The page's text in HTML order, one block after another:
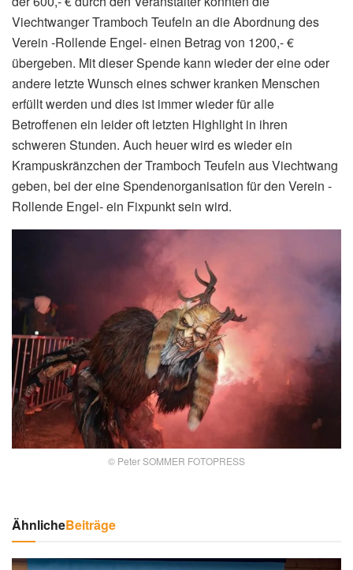
Viechtwanger Tramboch Teufeln an die Abordnung des
Verein -Rollende Engel- einen Betrag von 1200,- €
übergeben. Mit dieser Spende kann wieder der eine oder
andere letzte Wunsch eines schwer kranken Menschen
erfüllt werden und dies ist immer wieder für alle
Betroffenen ein leider oft letzten Highlight in ihren
schweren Stunden. Auch heuer wird es wieder ein
Krampuskränzchen der Tramboch Teufeln aus Viechtwang
geben, bei der eine Spendenorganisation für den Verein -
Rollende Engel- ein Fixpunkt sein wird.
© Peter SOMMER FOTOPRESS
ÄhnlicheBeiträge